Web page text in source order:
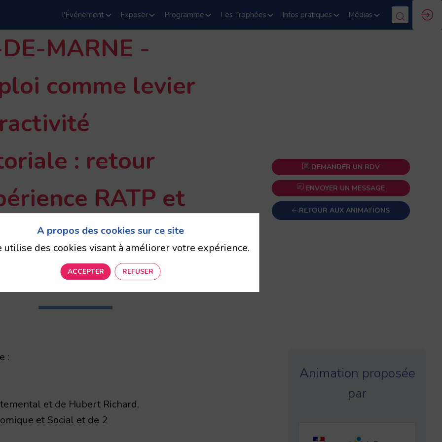
l'Événement Exposer Programme Les Trophées Infos pratiques Médias
DEMANDER UN RDV
ENVOYER UN MESSAGE
RETOUR AUX ANIMATIONS
MARNE -
comme levier
: retour
RATP et
Travail (stand
- 16H00
:
et de Hubert Richard,
et Social et de 2
Animation proposée
par
A propos des cookies sur ce site
utilise des cookies visant à améliorer votre expérience.
ACCEPTER REFUSER